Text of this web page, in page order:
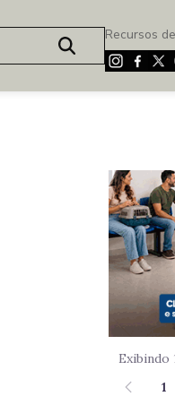
Recursos
Exibindo
1